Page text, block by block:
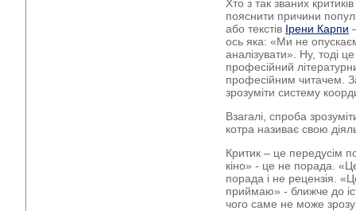
Хто з так званих
пояснити причини
або текстів Ірени Карпи
ось яка: «Ми не
аналізувати». Ну, тоді
професійний
професійним читачем.
зрозуміти систему
Взагалі, спроба
котра називає свою
Критик – це передусім
кіно» - це не порада.
порада і не рецензія.
приймаю» - ближче до
чого саме не може